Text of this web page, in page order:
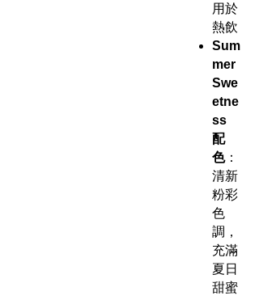
用於
熱飲
Sum
mer
Swe
etne
ss
配
色：
清新
粉彩
色
調，
充滿
夏日
甜蜜